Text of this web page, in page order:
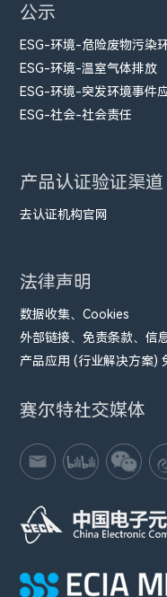
公示
ESG-环境-危险废物污染
ESG-环境-温室气体排放
ESG-环境-突发环境事件
ESG-社会-社会责任
产品认证验证渠道
去认证机构官网
法律声明
数据收集、Cookies
外部链接、免责条款、信
产品应用 (行业解决方案)
赛尔特社交媒体